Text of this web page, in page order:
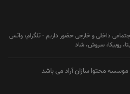
داخلی و خارجی حضور داریم - تلگرام، واتس
روبیکا، سروش، شاد
محتوا سازان آراد می باشد